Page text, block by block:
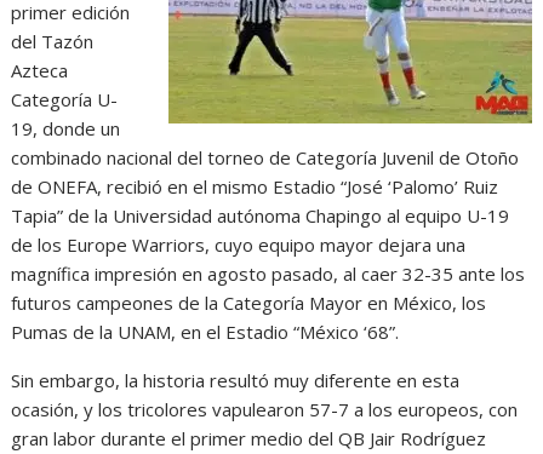
primer edición
del Tazón
Azteca
Categoría U-
19, donde un
combinado nacional del torneo de Categoría Juvenil de Otoño
de ONEFA, recibió en el mismo Estadio “José ‘Palomo’ Ruiz
Tapia” de la Universidad autónoma Chapingo al equipo U-19
de los Europe Warriors, cuyo equipo mayor dejara una
magnífica impresión en agosto pasado, al caer 32-35 ante los
futuros campeones de la Categoría Mayor en México, los
Pumas de la UNAM, en el Estadio “México ‘68”.
Sin embargo, la historia resultó muy diferente en esta
ocasión, y los tricolores vapulearon 57-7 a los europeos, con
gran labor durante el primer medio del QB Jair Rodríguez